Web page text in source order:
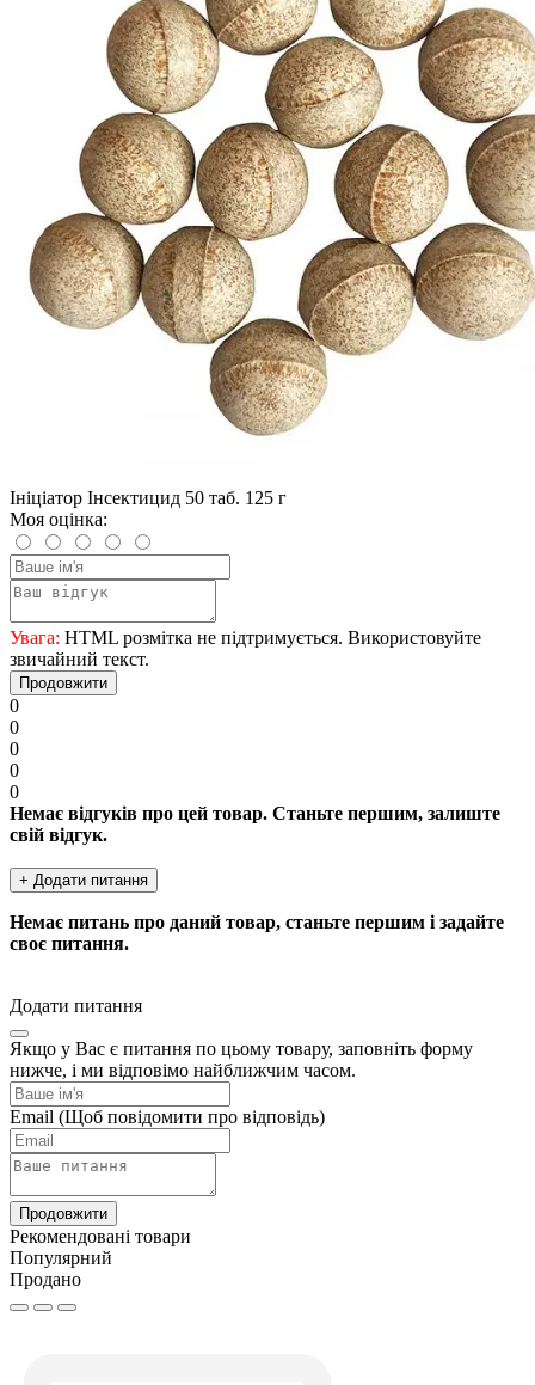
Ініціатор Інсектицид 50 таб. 125 г
Моя оцінка:
Увага: HTML розмітка не підтримується. Використовуйте
звичайний текст.
Продовжити
0
0
0
0
0
Немає відгуків про цей товар. Станьте першим, залиште
свій відгук.
+ Додати питання
Немає питань про даний товар, станьте першим і задайте
своє питання.
Додати питання
Якщо у Вас є питання по цьому товару, заповніть форму
нижче, і ми відповімо найближчим часом.
Email (Щоб повідомити про відповідь)
Продовжити
Рекомендовані товари
Популярний
Продано